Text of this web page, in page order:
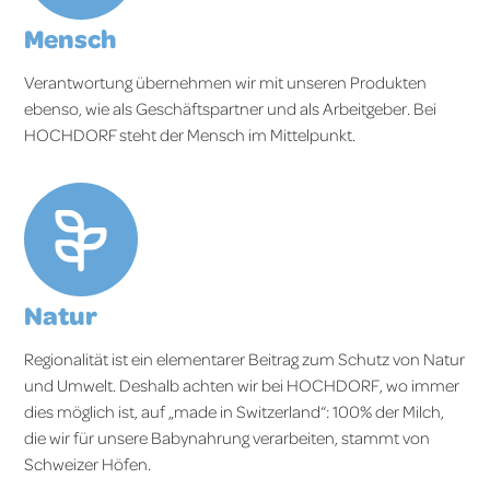
Mensch
Verantwortung übernehmen wir mit unseren Produkten
ebenso, wie als Geschäftspartner und als Arbeitgeber. Bei
HOCHDORF steht der Mensch im Mittelpunkt.
Natur
Regionalität ist ein elementarer Beitrag zum Schutz von Natur
und Umwelt. Deshalb achten wir bei HOCHDORF, wo immer
dies möglich ist, auf „made in Switzerland“: 100% der Milch,
die wir für unsere Babynahrung verarbeiten, stammt von
Schweizer Höfen.